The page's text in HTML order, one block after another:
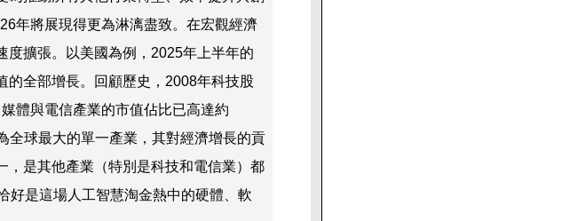
年將展現得更為淋漓盡致。在宏觀經濟
度擴張。以美國為例，2025年上半年的
的全部增長。回顧歷史，2008年科技股
體與電信產業的市值佔比已高達約
全球最大的單一產業，其對經濟增長的貢
，是其他產業（特別是科技和電信業）都
好是這場人工智慧淘金熱中的硬體、軟